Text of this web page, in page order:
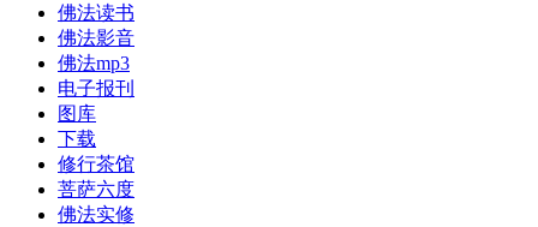
佛法读书
佛法影音
佛法mp3
电子报刊
图库
下载
修行茶馆
菩萨六度
佛法实修